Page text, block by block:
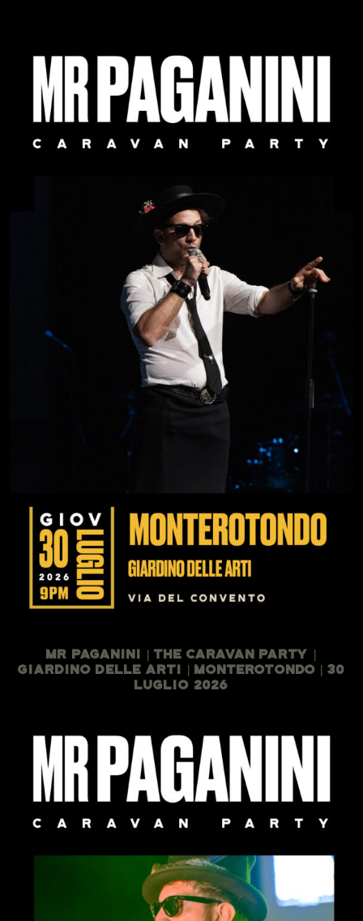
Mr Paganini | The Caravan Party |
Giardino Delle Arti | Monterotondo | 30
Luglio 2026